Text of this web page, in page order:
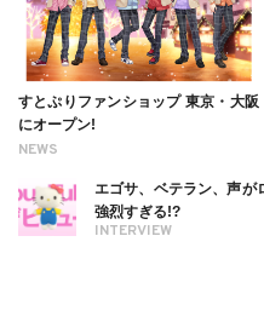
NEWS
すとぷりファンショップ 東京・大阪
にオープン!
INTERVIEW
エゴサ、ベテラン、声
強烈すぎる!?